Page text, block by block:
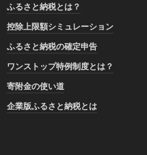
ふるさと納税とは？
控除上限額シミュレーション
ふるさと納税の確定申告
ワンストップ特例制度とは？
寄附金の使い道
企業版ふるさと納税とは